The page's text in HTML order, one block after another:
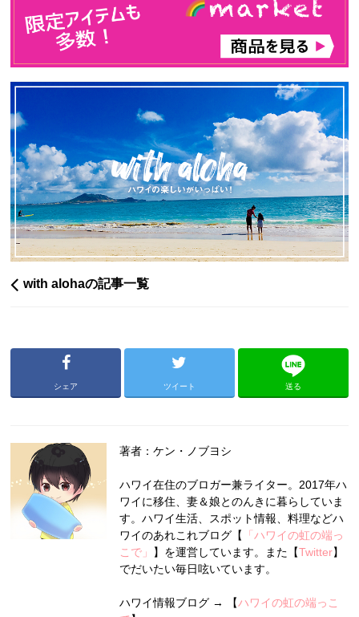
with alohaの記事一覧
シェア ツイート 送る
著者：ケン・ノブヨシ
ハワイ在住のブロガー兼ライター。2017年ハ
ワイに移住、妻＆娘とのんきに暮らしていま
す。ハワイ生活、スポット情報、料理などハ
ワイのあれこれブログ【
「ハワイの虹の端っ
こで」 】を運営しています。また【Twitter】
でだいたい毎日呟いています。
ハワイ情報ブログ → 【ハワイの虹の端っこ